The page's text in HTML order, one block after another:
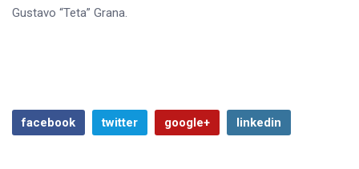
Gustavo “Teta” Grana.
facebook twitter google+ linkedin